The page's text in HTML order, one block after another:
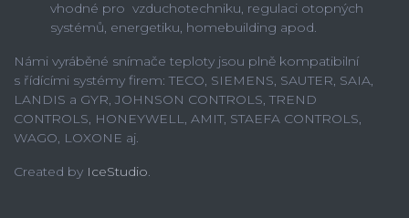
vhodné pro vzduchotechniku, regulaci otopných
systémů, energetiku, homebuilding apod.
Námi vyráběné snímače teploty jsou plně kompatibilní
s řídícími systémy firem: TECO, SIEMENS, SAUTER, SAIA,
LANDIS a GYR, JOHNSON CONTROLS, TREND
CONTROLS, HONEYWELL, AMIT, STAEFA CONTROLS,
WAGO, LOXONE aj.
Created by IceStudio.